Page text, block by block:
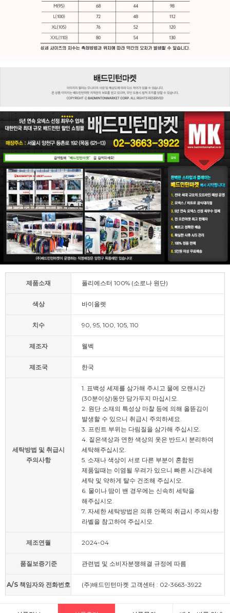
제품소재 폴리에스터 100% (소로나 원단)
색상 바이올렛
치수 90, 95, 100, 105, 110
제조자 웰벡
제조국 한국
세탁방법 및 취급시
주의사항
1. 표백성 세제를 삼가해 주시고 물에 오랜시간
(30분이상)동안 담가두지 마십시오.
2. 원단 소재의 특성상 마찰 등에 의해 올뜯김이
발생할 수 있으니 취급시 주의하세요.
3. 프린트 부위는 다림질을 삼가해 주십시오.
4. 짙은색상과 연한 색상의 옷은 반드시 분리하여
세탁해주십시오.
5. 소재나 색상이 서로 다른 부분이 혼합된
제품일때는 이염될 우려가 있으니 빠른 시간내에
세탁 및 약하게 탈수 건조해 주십시오.
6. 물이나 땀이 밴 경우에는 신속히 세탁을
해주십시오.
7. 자세한 세탁방법은 의류 안쪽의 취급시 주의사항
라벨을 참고하여 주십시오.
제조연월 2024-04
품질보증기준 관련법 및 소비자분쟁해결 규정에 따름
A/S 책임자와 전화번호 (주)배드민턴마켓 고객센터 : 02-3663-3922